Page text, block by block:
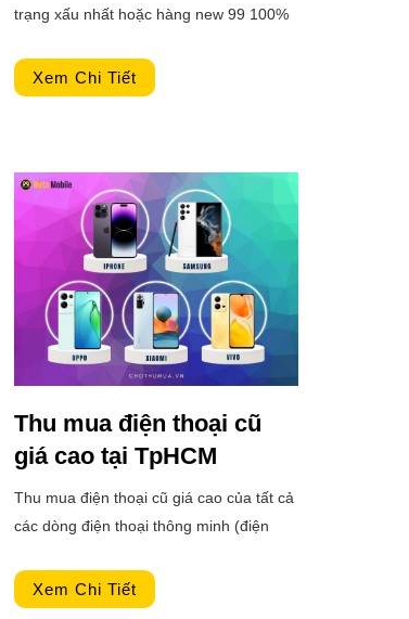
trạng xấu nhất hoặc hàng new 99 100%
đảm bảo luôn đưa ra con số hợp lý và
làm khách hàng luôn hai lòng.
Xem Chi Tiết
Thu mua điện thoại cũ
giá cao tại TpHCM
Thu mua điện thoại cũ giá cao của tất cả
các dòng điện thoại thông minh (điện
thương hiệu điện thoại như iPhone,
SamSung, Vivio, Oppo, Xiaomi, Nokia với
Xem Chi Tiết